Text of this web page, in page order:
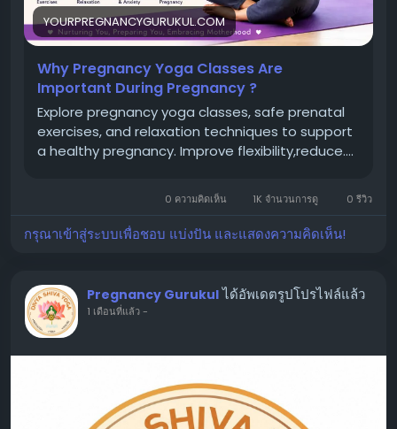
YOURPREGNANCYGURUKUL.COM
Why Pregnancy Yoga Classes Are
Important During Pregnancy ?
Explore pregnancy yoga classes, safe prenatal
exercises, and relaxation techniques to support
a healthy pregnancy. Improve flexibility,reduce....
0 ความคิดเห็น 1K จำนวนการดู 0 รีวิว
กรุณาเข้าสู่ระบบเพื่อชอบ แบ่งปัน และแสดงความคิดเห็น!
Pregnancy Gurukul ได้อัพเดตรูปโปรไฟล์แล้ว
1 เดือนที่แล้ว-